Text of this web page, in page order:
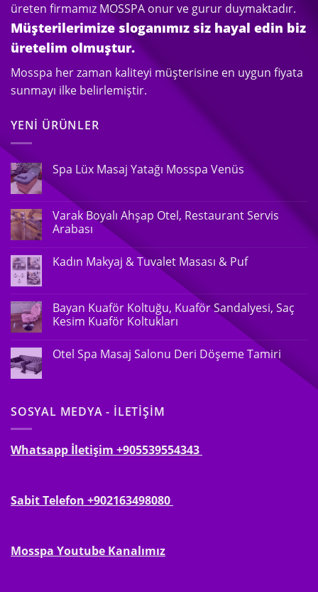
üreten firmamız MOSSPA onur ve gurur duymaktadır.
Müşterilerimize sloganımız siz hayal edin biz
üretelim olmuştur.
Mosspa her zaman kaliteyi müşterisine en uygun fiyata
sunmayı ilke belirlemiştir.
YENI ÜRÜNLER
Spa Lüx Masaj Yatağı Mosspa Venüs
Varak Boyalı Ahşap Otel, Restaurant Servis
Arabası
Kadın Makyaj & Tuvalet Masası & Puf
Bayan Kuaför Koltuğu, Kuaför Sandalyesi, Saç
Kesim Kuaför Koltukları
Otel Spa Masaj Salonu Deri Döşeme Tamiri
SOSYAL MEDYA - İLETIŞIM
Whatsapp İletişim +905539554343
Sabit Telefon +902163498080
Mosspa Youtube Kanalımız